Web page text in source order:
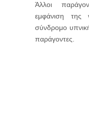
Άλλοι
εμφάνιση της
σύνδρομο
παράγοντες.